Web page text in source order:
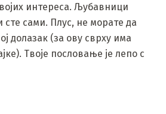
интереса. Љубавници
сте сами. Плус, не морате да
долазак (за ову сврху има
Твоје пословање је лепо с